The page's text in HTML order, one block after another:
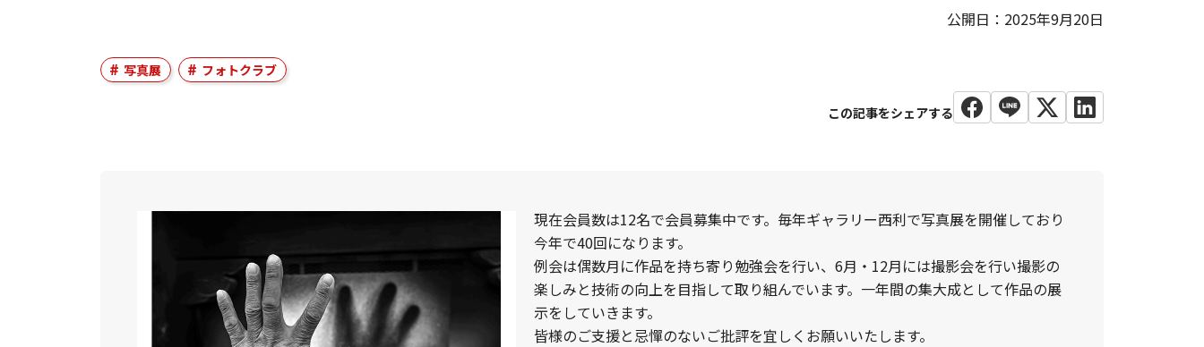
公開日：2025年9月20日
写真展 フォトクラブ
現在会員数は12名で会員募集中です。毎年ギャラリー西利で写真展を開催しており
今年で40回になります。
例会は偶数月に作品を持ち寄り勉強会を行い、6月・12月には撮影会を行い撮影の
楽しみと技術の向上を目指して取り組んでいます。一年間の集大成として作品の展
示をしていきます。
皆様のご支援と忌憚のないご批評を宜しくお願いいたします。